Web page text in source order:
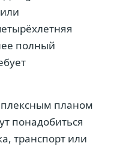
полный
планом
понадобиться
транспорт или